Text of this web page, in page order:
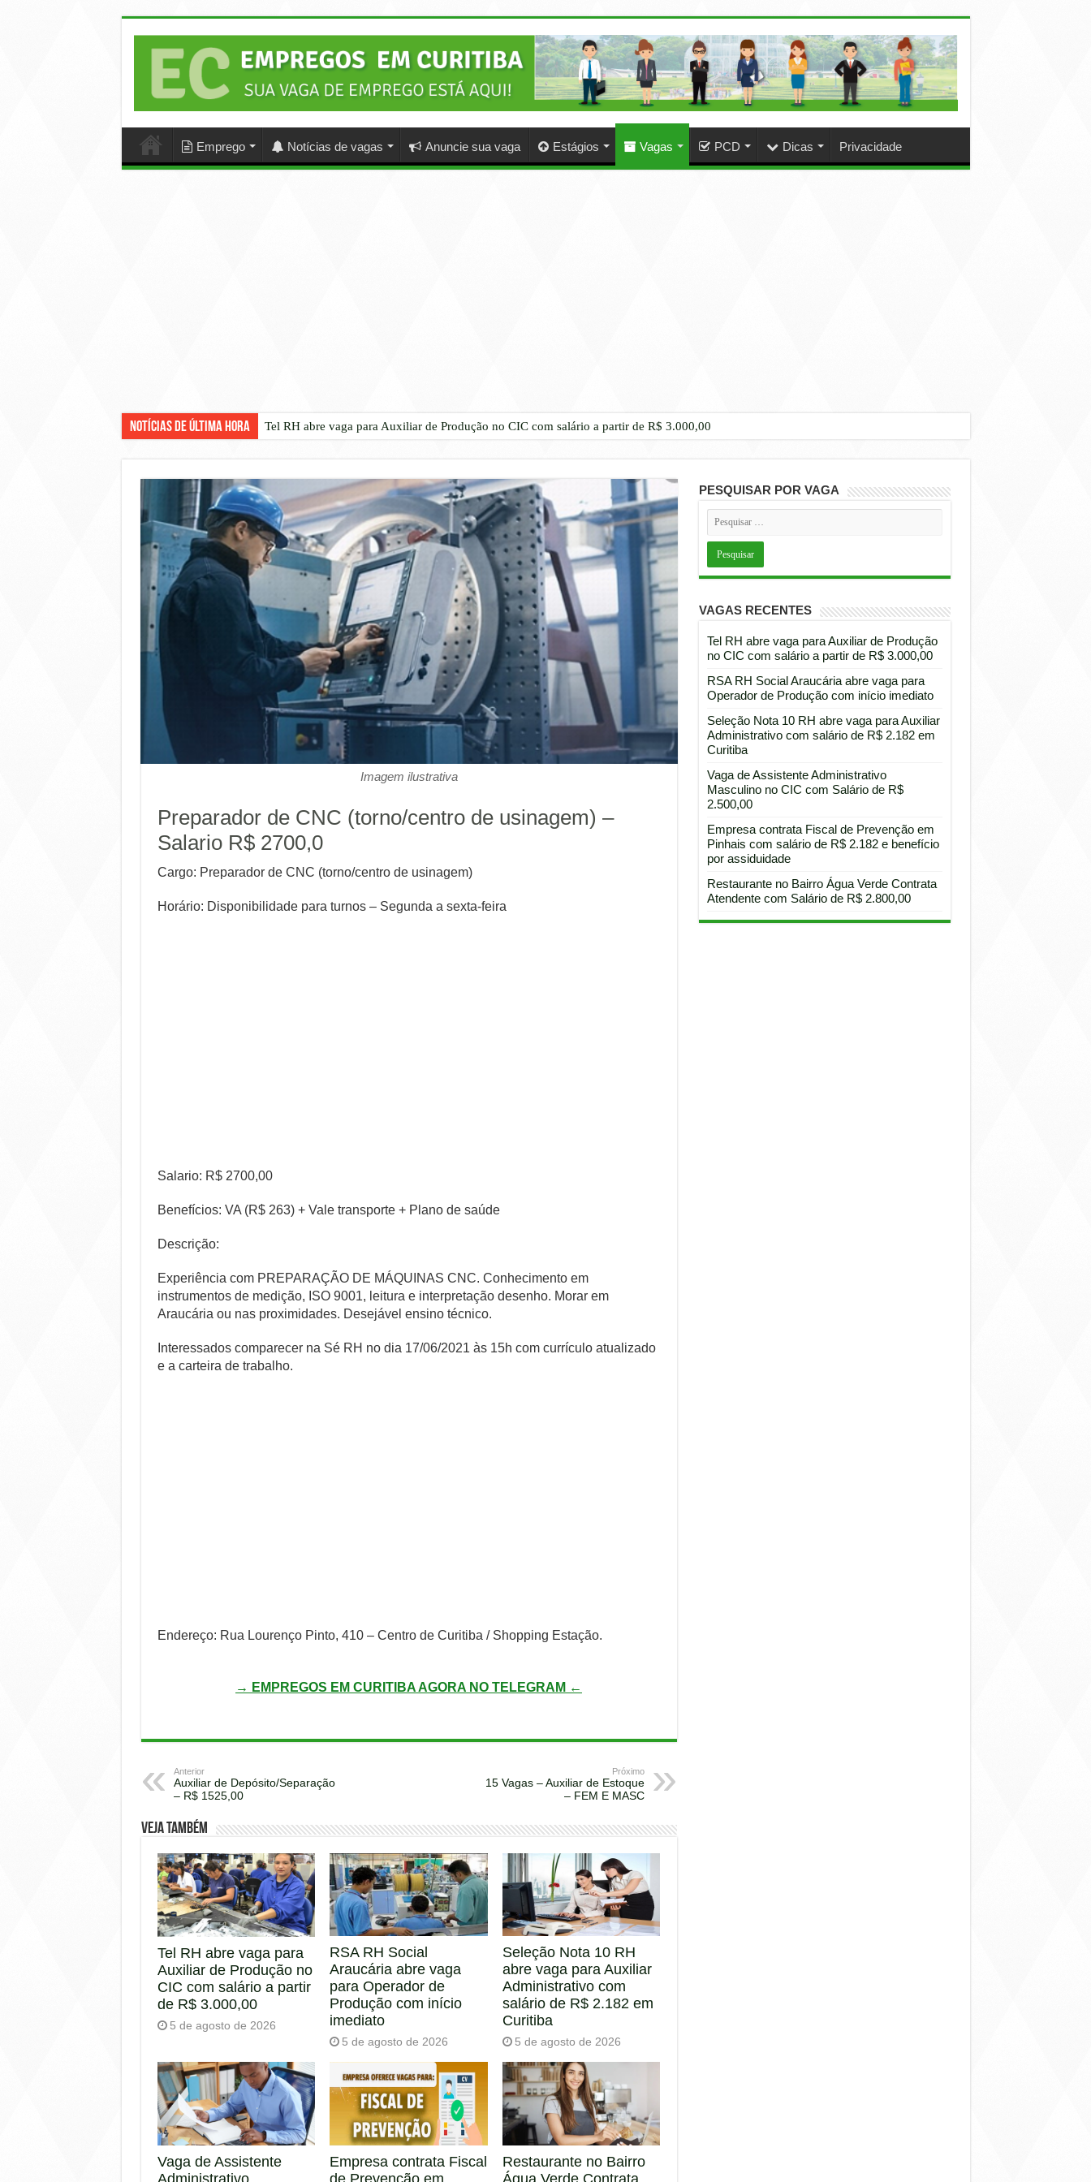
Emprego Notícias de vagas Anuncie sua vaga Estágios Vagas PCD Dicas Privacidade
Notícias de Última Hora Tel RH abre vaga para Auxiliar de Produção no CIC com salário a partir de R$ 3.000,00
Imagem ilustrativa
Preparador de CNC (torno/centro de usinagem) –
Salario R$ 2700,0
Cargo: Preparador de CNC (torno/centro de usinagem)
Horário: Disponibilidade para turnos – Segunda a sexta-feira
Salario: R$ 2700,00
Benefícios: VA (R$ 263) + Vale transporte + Plano de saúde
Descrição:
Experiência com PREPARAÇÃO DE MÁQUINAS CNC. Conhecimento em
instrumentos de medição, ISO 9001, leitura e interpretação desenho. Morar em
Araucária ou nas proximidades. Desejável ensino técnico.
Interessados comparecer na Sé RH no dia 17/06/2021 às 15h com currículo atualizado
e a carteira de trabalho.
Endereço: Rua Lourenço Pinto, 410 – Centro de Curitiba / Shopping Estação.
→ EMPREGOS EM CURITIBA AGORA NO TELEGRAM ←
Anterior
Auxiliar de Depósito/Separação
– R$ 1525,00
Próximo
15 Vagas – Auxiliar de Estoque
– FEM E MASC
Veja também
Tel RH abre vaga para
Auxiliar de Produção no
CIC com salário a partir
de R$ 3.000,00
5 de agosto de 2026
RSA RH Social
Araucária abre vaga
para Operador de
Produção com início
imediato
5 de agosto de 2026
Seleção Nota 10 RH
abre vaga para Auxiliar
Administrativo com
salário de R$ 2.182 em
Curitiba
5 de agosto de 2026
Vaga de Assistente
Empresa contrata Fiscal
de Prevenção em
Restaurante no Bairro
PESQUISAR POR VAGA
VAGAS RECENTES
Tel RH abre vaga para Auxiliar de Produção
no CIC com salário a partir de R$ 3.000,00
RSA RH Social Araucária abre vaga para
Operador de Produção com início imediato
Seleção Nota 10 RH abre vaga para Auxiliar
Administrativo com salário de R$ 2.182 em
Curitiba
Vaga de Assistente Administrativo
Masculino no CIC com Salário de R$
2.500,00
Empresa contrata Fiscal de Prevenção em
Pinhais com salário de R$ 2.182 e benefício
por assiduidade
Restaurante no Bairro Água Verde Contrata
Atendente com Salário de R$ 2.800,00